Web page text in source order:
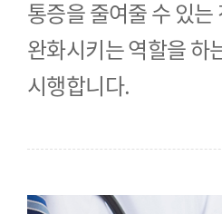
통증을 줄여줄 수 있
완화시키는 역할을 하
시행합니다.